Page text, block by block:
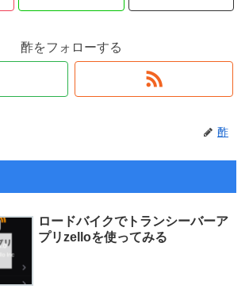
酢をフォローする
酢
ロードバイクでトランシーバーア
プリzelloを使ってみる